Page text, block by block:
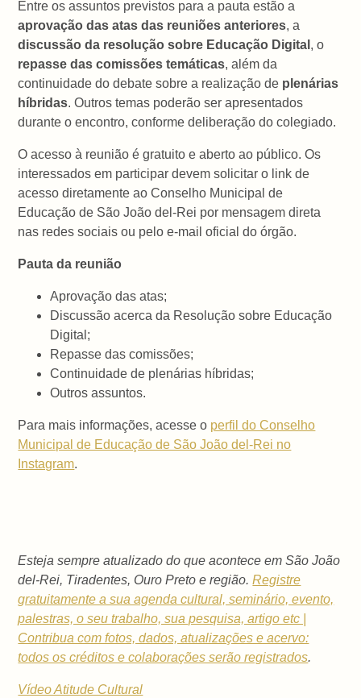
Entre os assuntos previstos para a pauta estão a
aprovação das atas das reuniões anteriores, a
discussão da resolução sobre Educação Digital , o
repasse das comissões temáticas, além da
continuidade do debate sobre a realização de plenárias
híbridas. Outros temas poderão ser apresentados
durante o encontro, conforme deliberação do colegiado.
O acesso à reunião é gratuito e aberto ao público. Os
interessados em participar devem solicitar o link de
acesso diretamente ao Conselho Municipal de
Educação de São João del-Rei por mensagem direta
nas redes sociais ou pelo e-mail oficial do órgão.
Pauta da reunião
Aprovação das atas;
Discussão acerca da Resolução sobre Educação
Digital;
Repasse das comissões;
Continuidade de plenárias híbridas;
Outros assuntos.
Para mais informações, acesse o perfil do Conselho
Municipal de Educação de São João del-Rei no
Instagram.
Esteja sempre atualizado do que acontece em São João
del-Rei, Tiradentes, Ouro Preto e região.Registre
gratuitamente a sua agenda cultural, seminário, evento,
palestras, o seu trabalho, sua pesquisa, artigo etc |
Contribua com fotos, dados, atualizações e acervo:
todos os créditos e colaborações serão registrados.
Vídeo Atitude Cultural